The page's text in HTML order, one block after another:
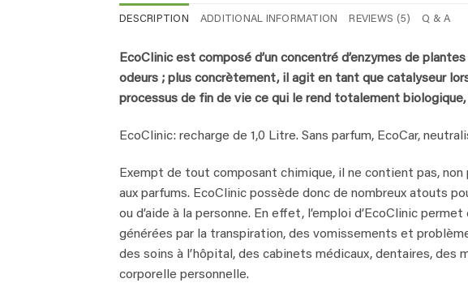
DESCRIPTION ADDITIONAL INFORMATION REVIEWS (5) Q & A
EcoClinic est composé d’un concentré d’enzymes de
odeurs ; plus concrètement, il agit en tant que catalyseur
processus de fin de vie ce qui le rend totalement
EcoClinic: recharge de 1,0 Litre. Sans parfum, EcoCar,
Exempt de tout composant chimique, il ne contient pas,
aux parfums. EcoClinic possède donc de nombreux atouts
ou d’aide à la personne. En effet, l’emploi d’EcoClinic
générées par la transpiration, des vomissements et
des soins à l’hôpital, des cabinets médicaux, dentaires,
corporelle personnelle.